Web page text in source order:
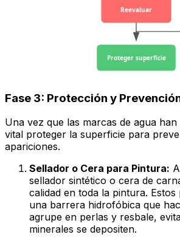
Reevaluar
Proteger superficie
Fase 3: Protección y
Una vez que las marcas de agua han
vital proteger la superficie para
apariciones.
Sellador o Cera para Pintura:
sellador sintético o cera de
calidad en toda la pintura.
una barrera hidrofóbica que
agrupe en perlas y resbale,
minerales se depositen.